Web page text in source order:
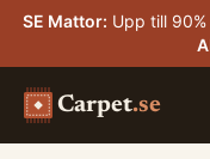
SE Mattor: Upp till
Carpet.se